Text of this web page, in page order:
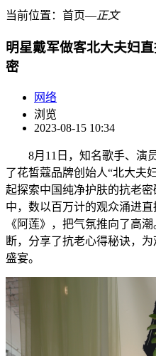
当前位置： 首页―正文
明星戴军做客北大夫妇
密
网络
浏览
2023-08-15 10:34
8月11日，知名歌手、演
了花皙蔻品牌创始人“北大夫
起探索中国纯净护肤的抗老
中，数以百万计的观众涌进
《阿莲》，把气氛推向了高
断，分享了抗老心得秘诀，
盛宴。